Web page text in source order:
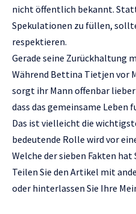
nicht öffentlich bekannt.
Spekulationen zu füllen,
respektieren.
Gerade seine Zurückhaltung
Während Bettina Tietjen vor
sorgt ihr Mann offenbar
dass das gemeinsame Leben
Das ist vielleicht die
bedeutende Rolle wird vor
Welche der sieben Fakten
Teilen Sie den Artikel mit
oder hinterlassen Sie Ihre